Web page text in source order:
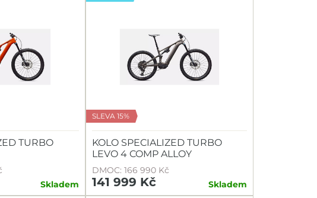
TURBO
Skladem
SLEVA 15%
KOLO SPECIALIZED TURBO
LEVO 4 COMP ALLOY
DMOC: 166 990 Kč
141 999 Kč Skladem